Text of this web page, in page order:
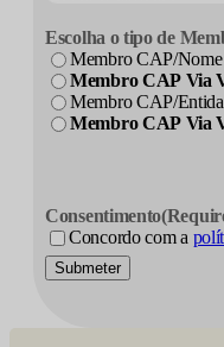
Escolha o tipo de
Membro CAP/
Membro CAP Via
Membro CAP/
Membro CAP Via
Consentimento
Concordo com a
Submeter